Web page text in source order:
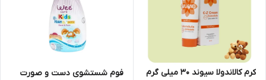
کرم کالاندولا سیوند 30 میلی گرم
فوم شستشوی دست و صورت